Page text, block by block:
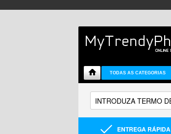
TODAS AS CATEGORIAS
ENTREGA RÁPIDA